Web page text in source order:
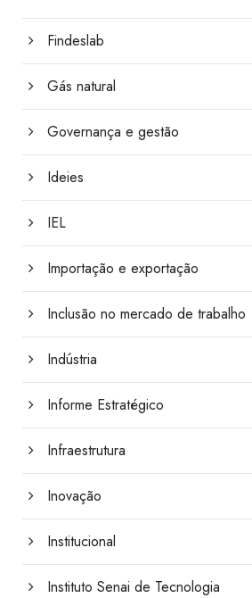
Findeslab
Gás natural
Governança e gestão
Ideies
IEL
Importação e exportação
Inclusão no mercado de trabalho
Indústria
Informe Estratégico
Infraestrutura
Inovação
Institucional
Instituto Senai de Tecnologia